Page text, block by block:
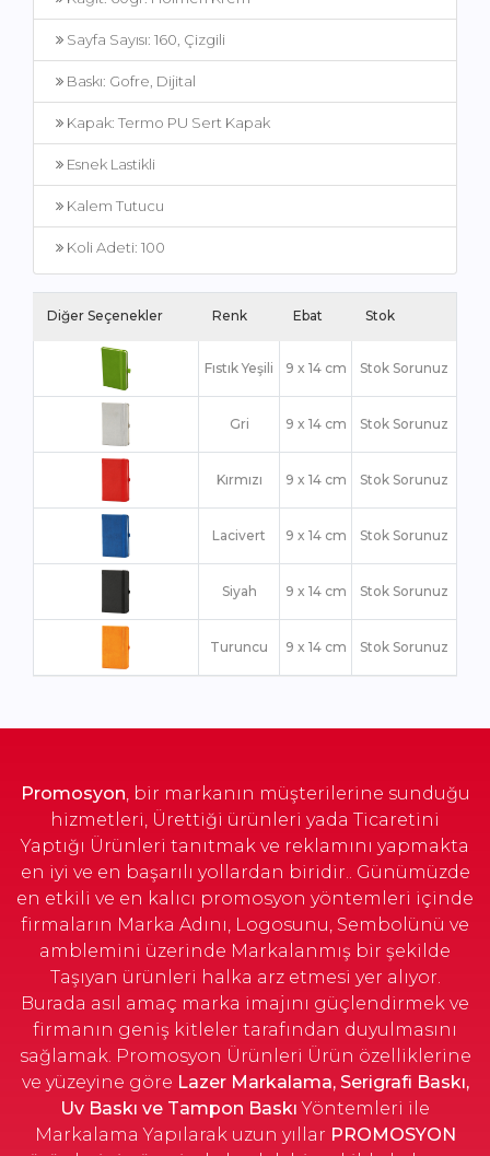
Sayfa Sayısı: 160, Çizgili
Baskı: Gofre, Dijital
Kapak: Termo PU Sert Kapak
Esnek Lastikli
Kalem Tutucu
Koli Adeti: 100
Diğer Seçenekler Renk Ebat Stok
Fıstık Yeşili 9 x 14 cm Stok Sorunuz
Gri 9 x 14 cm Stok Sorunuz
Kırmızı 9 x 14 cm Stok Sorunuz
Lacivert 9 x 14 cm Stok Sorunuz
Siyah 9 x 14 cm Stok Sorunuz
Turuncu 9 x 14 cm Stok Sorunuz
Promosyon, bir markanın müşterilerine sunduğu
hizmetleri, Ürettiği ürünleri yada Ticaretini
Yaptığı Ürünleri tanıtmak ve reklamını yapmakta
en iyi ve en başarılı yollardan biridir.. Günümüzde
en etkili ve en kalıcı promosyon yöntemleri içinde
firmaların Marka Adını, Logosunu, Sembolünü ve
amblemini üzerinde Markalanmış bir şekilde
Taşıyan ürünleri halka arz etmesi yer alıyor.
Burada asıl amaç marka imajını güçlendirmek ve
firmanın geniş kitleler tarafından duyulmasını
sağlamak. Promosyon Ürünleri Ürün özelliklerine
ve yüzeyine göre Lazer Markalama, Serigrafi Baskı,
Uv Baskı ve Tampon Baskı Yöntemleri ile
Markalama Yapılarak uzun yıllar PROMOSYON